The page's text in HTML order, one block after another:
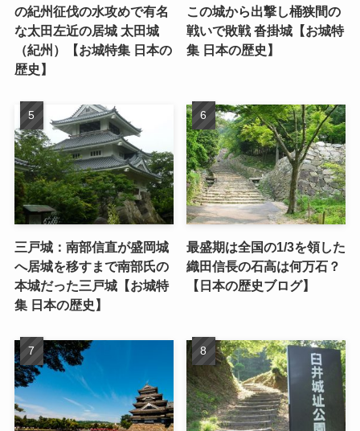
の紀州征伐の水攻めで有名
な太田左近の居城 太田城
（紀州）【お城特集 日本の
歴史】
この城から出撃し桶狭間の
戦いで敗戦 沓掛城【お城特
集 日本の歴史】
三戸城：南部信直が盛岡城
へ居城を移すまで南部氏の
本城だった三戸城【お城特
集 日本の歴史】
最盛期は全国の1/3を領した
織田信長の石高は何万石？
【日本の歴史ブログ】